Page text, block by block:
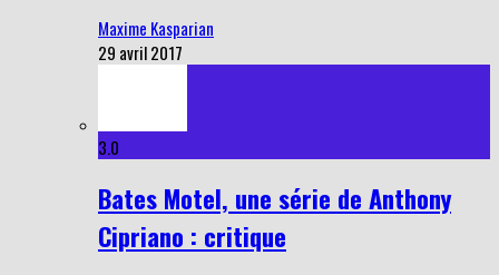
Maxime Kasparian
29 avril 2017
3.0
Bates Motel, une série de Anthony
Cipriano : critique